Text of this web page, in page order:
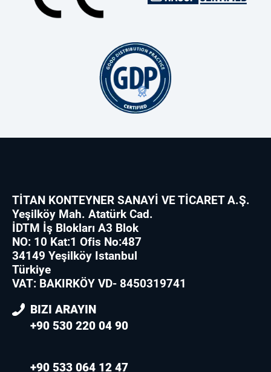
TİTAN KONTEYNER SANAYİ VE TİCARET A.Ş.
Yeşilköy Mah. Atatürk Cad.
İDTM İş Blokları A3 Blok
NO: 10 Kat:1 Ofis No:487
34149 Yeşilköy Istanbul
Türkiye
VAT: BAKIRKÖY VD- 8450319741
BIZI ARAYIN
+90 530 220 04 90
+90 533 064 12 47